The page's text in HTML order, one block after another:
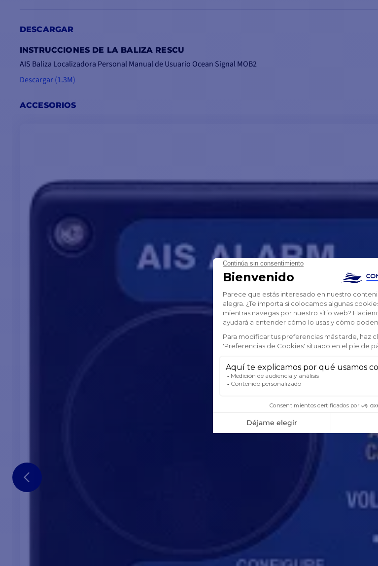
dos métodos para comunicar rápidamente su
construcción robusta y una autonomía de 5
MOB2: UNA BALIZA DE
SOCORRO CONECTADA
Puede programar fácilmente números MMSI y
Basta con colocar un teléfono cerca de la baliza
para abrir automáticamente la app.
ESPECIFICACIONES TÉCNICAS DE MOB2 OCEAN SIGNAL
DESCARGAR
INSTRUCCIONES DE LA BALIZA RESCU
AIS Baliza Localizadora Personal Manual de Usuario Ocean Signal MOB2
Descargar (1.3M)
ACCESORIOS